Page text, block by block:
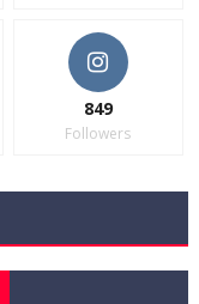
849
Followers